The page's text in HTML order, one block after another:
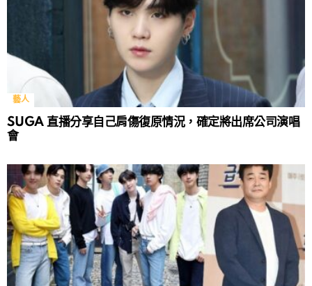
藝人
SUGA 直播分享自己肩傷復原情況，確定將出席公司演唱
會